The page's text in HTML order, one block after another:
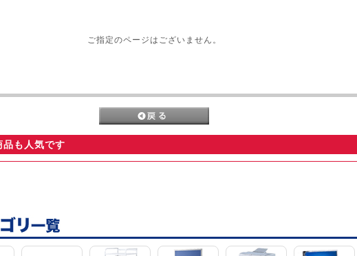
ご指定のページはございません。
品も人気です